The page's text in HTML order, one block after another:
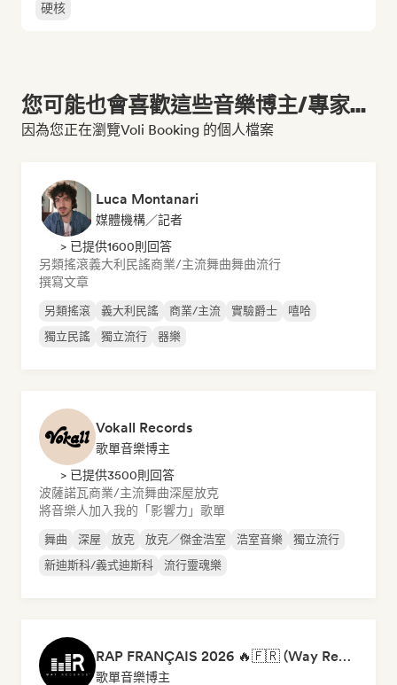
硬核
您可能也會喜歡這些音樂博主/專家...
因為您正在瀏覽Voli Booking 的個人檔案
Luca Montanari
媒體機構／記者
> 已提供1600則回答
另類搖滾義大利民謠商業/主流舞曲舞曲流行
撰寫文章
另類搖滾 義大利民謠 商業/主流 實驗爵士
嘻哈
獨立民謠
獨立流行 器樂
Vokall Records
歌單音樂博主
> 已提供3500則回答
波薩諾瓦商業/主流舞曲深屋放克
將音樂人加入我的「影響力」歌單
舞曲 深屋 放克 放克／傑金浩室 浩室音樂
獨立流行
新迪斯科/義式迪斯科
流行靈魂樂
RAP FRANÇAIS 2026 🔥🇫🇷 (Way Records)
歌單音樂博主